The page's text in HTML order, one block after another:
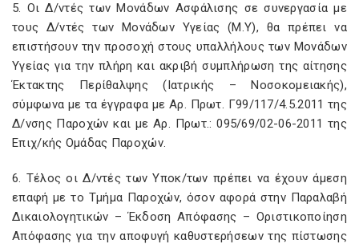
5. Οι Δ/ντές των Μονάδων Ασφάλισης σε συνεργασία με
τους Δ/ντές των Μονάδων Υγείας (Μ.Υ), θα πρέπει να
επιστήσουν την προσοχή στους υπαλλήλους των Μονάδων
Υγείας για την πλήρη και ακριβή συμπλήρωση της αίτησης
Έκτακτης Περίθαλψης (Ιατρικής – Νοσοκομειακής),
σύμφωνα με τα έγγραφα με Αρ. Πρωτ. Γ99/117/4.5.2011 της
Δ/νσης Παροχών και με Αρ. Πρωτ.: 095/69/02-06-2011 της
Επιχ/κής Ομάδας Παροχών.
6. Τέλος οι Δ/ντές των Υποκ/των πρέπει να έχουν άμεση
επαφή με το Τμήμα Παροχών, όσον αφορά στην Παραλαβή
Δικαιολογητικών – Έκδοση Απόφασης – Οριστικοποίηση
Απόφασης για την αποφυγή καθυστερήσεων της πίστωσης